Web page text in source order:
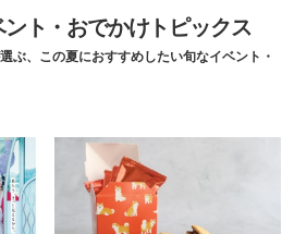
ト・おでかけトピックス
ぶ、この夏におすすめしたい旬なイベント・